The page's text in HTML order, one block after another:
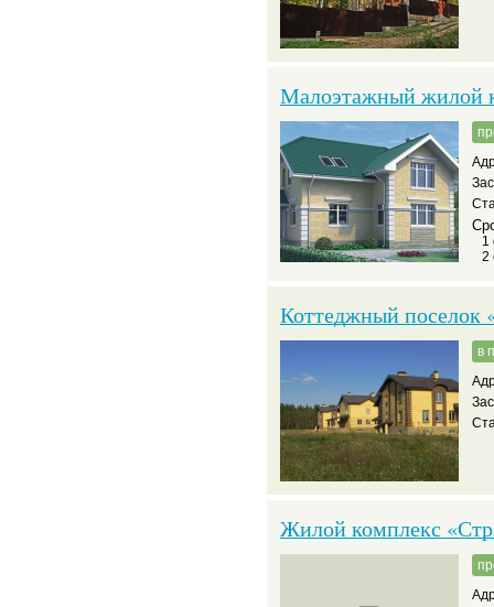
Малоэтажный жилой
1
2
Коттеджный поселок
в
Жилой комплекс